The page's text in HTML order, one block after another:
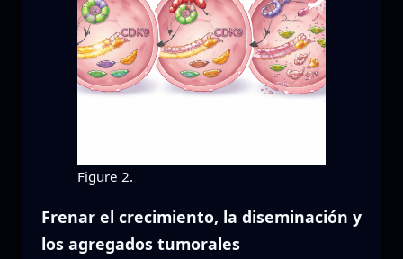
Figure 2.
Frenar el crecimiento, la diseminación y
los agregados tumorales